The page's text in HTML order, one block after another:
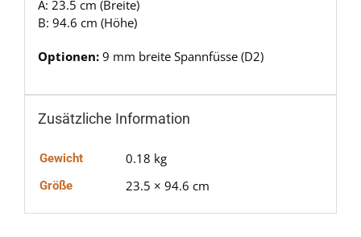
A: 23.5 cm (Breite)
B: 94.6 cm (Höhe)
Optionen: 9 mm breite Spannfüsse (D2)
Zusätzliche Information
Gewicht 0.18 kg
Größe 23.5 × 94.6 cm